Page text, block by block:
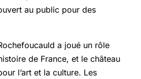
au public pour des
a joué un rôle
de France, et le château
l’art et la culture. Les